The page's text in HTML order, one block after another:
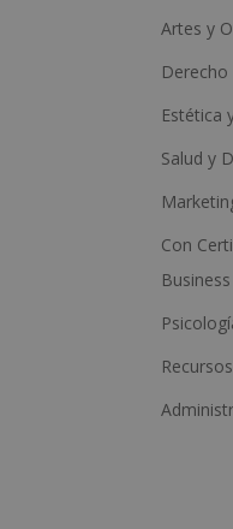
Artes y
Estética
Salud y
Con